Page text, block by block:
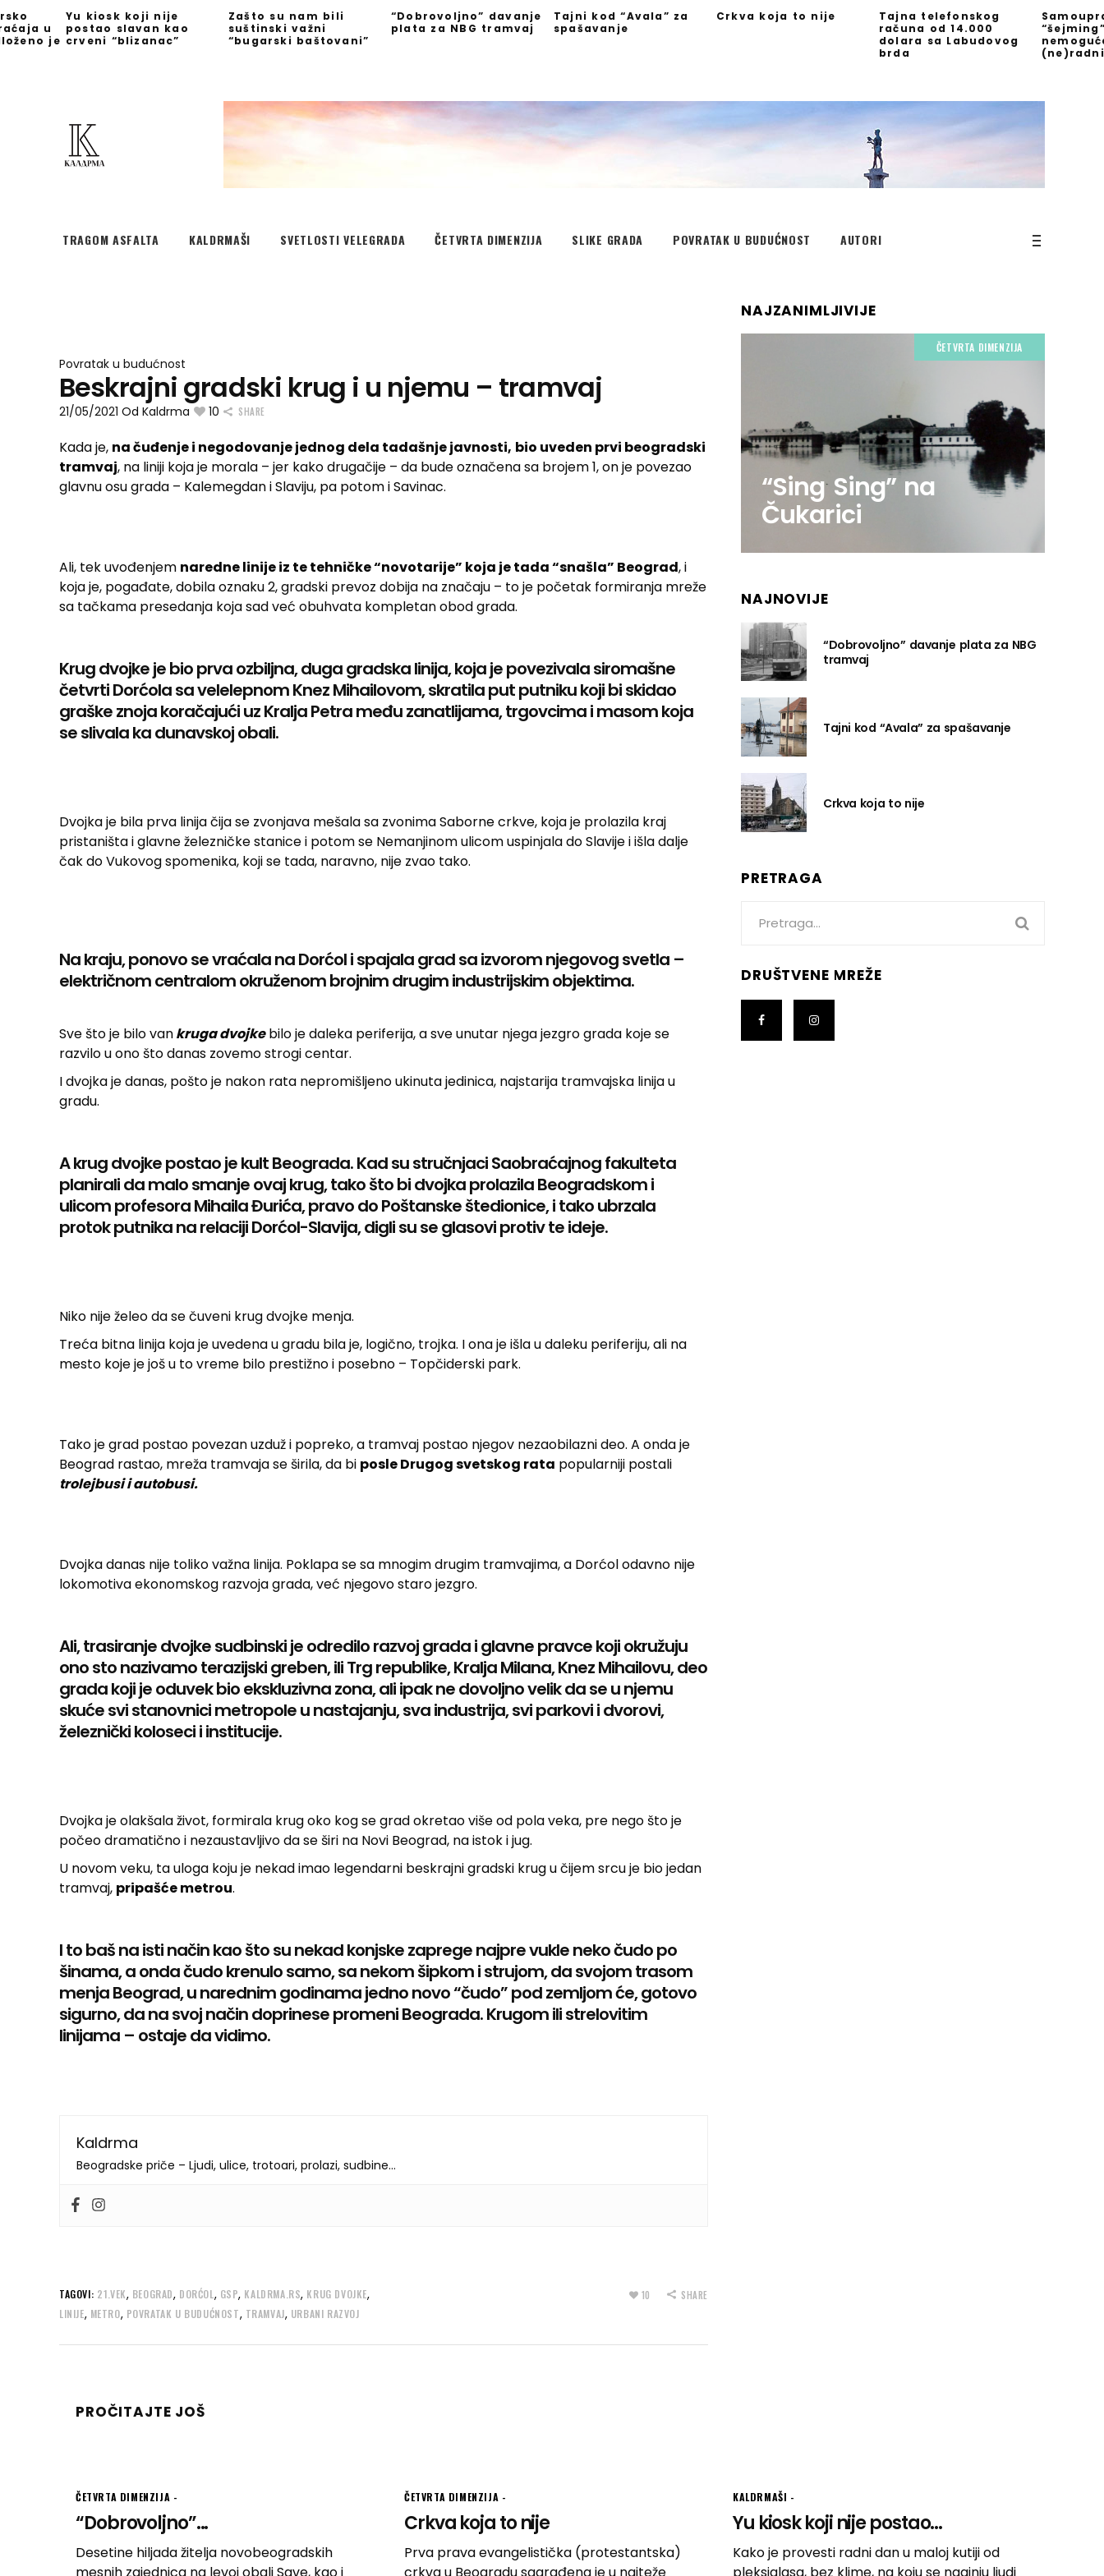
u
je
Yu kiosk koji nije
postao slavan kao
crveni “blizanac”
Zašto su nam bili
suštinski važni
“bugarski baštovani”
“Dobrovoljno” davanje
plata za NBG tramvaj
Tajni kod “Avala” za
spašavanje
Crkva koja to nije
Tajna telefonskog
računa od 14.000
dolara sa Labudovog
brda
TRAGOM ASFALTA KALDRMAŠI SVETLOSTI VELEGRADA ČETVRTA DIMENZIJA SLIKE GRADA POVRATAK U BUDUĆNOST AUTORI
Povratak u budućnost
Beskrajni gradski krug i u njemu – tramvaj
21/05/2021 Od Kaldrma 10 SHARE
Kada je, na čuđenje i negodovanje jednog dela tadašnje javnosti, bio uveden prvi beogradski
tramvaj, na liniji koja je morala – jer kako drugačije – da bude označena sa brojem 1, on je povezao
glavnu osu grada – Kalemegdan i Slaviju, pa potom i Savinac.
Ali, tek uvođenjem naredne linije iz te tehničke “novotarije” koja je tada “snašla” Beograd, i
koja je, pogađate, dobila oznaku 2, gradski prevoz dobija na značaju – to je početak formiranja mreže
sa tačkama presedanja koja sad već obuhvata kompletan obod grada.
Krug dvojke je bio prva ozbiljna, duga gradska linija, koja je povezivala siromašne
četvrti Dorćola sa velelepnom Knez Mihailovom, skratila put putniku koji bi skidao
graške znoja koračajući uz Kralja Petra među zanatlijama, trgovcima i masom koja
se slivala ka dunavskoj obali.
Dvojka je bila prva linija čija se zvonjava mešala sa zvonima Saborne crkve, koja je prolazila kraj
pristaništa i glavne železničke stanice i potom se Nemanjinom ulicom uspinjala do Slavije i išla dalje
čak do Vukovog spomenika, koji se tada, naravno, nije zvao tako.
Na kraju, ponovo se vraćala na Dorćol i spajala grad sa izvorom njegovog svetla –
električnom centralom okruženom brojnim drugim industrijskim objektima.
Sve što je bilo vankruga dvojkebilo je daleka periferija, a sve unutar njega jezgro grada koje se
razvilo u ono što danas zovemo strogi centar.
I dvojka je danas, pošto je nakon rata nepromišljeno ukinuta jedinica, najstarija tramvajska linija u
gradu.
A krug dvojke postao je kult Beograda. Kad su stručnjaci Saobraćajnog fakulteta
planirali da malo smanje ovaj krug, tako što bi dvojka prolazila Beogradskom i
ulicom profesora Mihaila Đurića, pravo do Poštanske štedionice, i tako ubrzala
protok putnika na relaciji Dorćol-Slavija, digli su se glasovi protiv te ideje.
Niko nije želeo da se čuveni krug dvojke menja.
Treća bitna linija koja je uvedena u gradu bila je, logično, trojka. I ona je išla u daleku periferiju, ali na
mesto koje je još u to vreme bilo prestižno i posebno – Topčiderski park.
Tako je grad postao povezan uzduž i popreko, a tramvaj postao njegov nezaobilazni deo. A onda je
Beograd rastao, mreža tramvaja se širila, da bi posle Drugog svetskog rata popularniji postali
trolejbusi i autobusi.
Dvojka danas nije toliko važna linija. Poklapa se sa mnogim drugim tramvajima, a Dorćol odavno nije
lokomotiva ekonomskog razvoja grada, već njegovo staro jezgro.
Ali, trasiranje dvojke sudbinski je odredilo razvoj grada i glavne pravce koji okružuju
ono sto nazivamo terazijski greben, ili Trg republike, Kralja Milana, Knez Mihailovu, deo
grada koji je oduvek bio ekskluzivna zona, ali ipak ne dovoljno velik da se u njemu
skuće svi stanovnici metropole u nastajanju, sva industrija, svi parkovi i dvorovi,
železnički koloseci i institucije.
Dvojka je olakšala život, formirala krug oko kog se grad okretao više od pola veka, pre nego što je
počeo dramatično i nezaustavljivo da se širi na Novi Beograd, na istok i jug.
U novom veku, ta uloga koju je nekad imao legendarni beskrajni gradski krug u čijem srcu je bio jedan
tramvaj, pripašće metrou.
I to baš na isti način kao što su nekad konjske zaprege najpre vukle neko čudo po
šinama, a onda čudo krenulo samo, sa nekom šipkom i strujom, da svojom trasom
menja Beograd, u narednim godinama jedno novo “čudo” pod zemljom će, gotovo
sigurno, da na svoj način doprinese promeni Beograda. Krugom ili strelovitim
linijama – ostaje da vidimo.
Kaldrma
Beogradske priče – Ljudi, ulice, trotoari, prolazi, sudbine…
TAGOVI: 21.VEK, BEOGRAD, DORĆOL, GSP, KALDRMA.RS, KRUG DVOJKE,
LINIJE, METRO, POVRATAK U BUDUĆNOST, TRAMVAJ, URBANI RAZVOJ
10 SHARE
NAJZANIMLJIVIJE
ČETVRTA DIMENZIJA
“Sing Sing” na
Čukarici
NAJNOVIJE
“Dobrovoljno” davanje plata za NBG
tramvaj
Tajni kod “Avala” za spašavanje
Crkva koja to nije
PRETRAGA
DRUŠTVENE MREŽE
PROČITAJTE JOŠ
ČETVRTA DIMENZIJA
“Dobrovoljno”...
Desetine hiljada žitelja novobeogradskih
ČETVRTA DIMENZIJA
Crkva koja to nije
Prva prava evangelistička (protestantska)
KALDRMAŠI
Yu kiosk koji nije postao...
Kako je provesti radni dan u maloj kutiji od